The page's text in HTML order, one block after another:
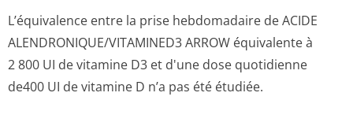
L’équivalence entre la prise hebdomadaire de ACIDE
ALENDRONIQUE/VI­TAMINED3 ARROW équivalente à
2 800 UI de vitamine D3 et d'une dose quotidienne
de400 UI de vitamine D n’a pas été étudiée.